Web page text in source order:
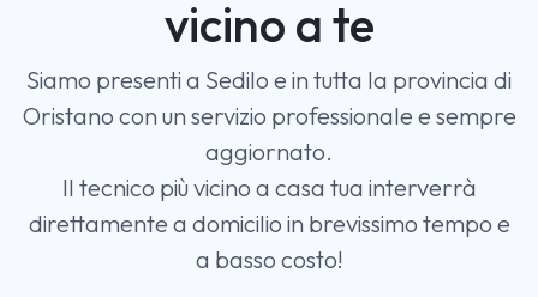
vicino a te
Siamo presenti a Sedilo e in tutta la provincia di
Oristano con un servizio professionale e sempre
aggiornato.
Il tecnico più vicino a casa tua interverrà
direttamente a domicilio in brevissimo tempo e
a basso costo!